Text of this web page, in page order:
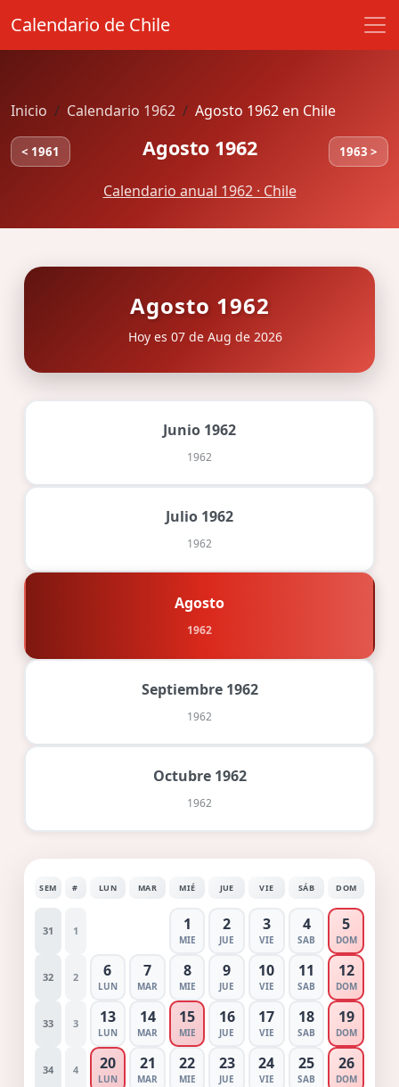
Calendario de Chile
Inicio Calendario 1962 Agosto 1962 en Chile
< 1961 Agosto 1962 1963 >
Calendario anual 1962 · Chile
Agosto 1962
Hoy es 07 de Aug de 2026
Junio 1962
1962
Julio 1962
1962
Agosto
1962
Septiembre 1962
1962
Octubre 1962
1962
SEM # LUN MAR MIÉ JUE VIE SÁB DOM
31 1 1
MIE
2
JUE
3
VIE
4
SAB
5
DOM
32 2 6
LUN
7
MAR
8
MIE
9
JUE
10
VIE
11
SAB
12
DOM
33 3 13
LUN
14
MAR
15
MIE
16
JUE
17
VIE
18
SAB
19
DOM
34 4 20
LUN
21
MAR
22
MIE
23
JUE
24
VIE
25
SAB
26
DOM